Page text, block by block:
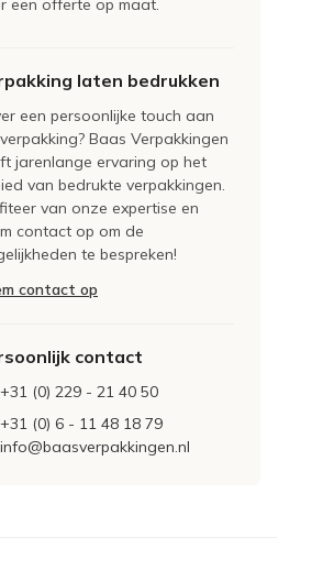
een offerte op maat.
laten bedrukken
een persoonlijke touch aan
Baas Verpakkingen
jarenlange ervaring op het
van bedrukte verpakkingen.
van onze expertise en
contact op om de
te bespreken!
contact op
contact
+31 (0) 229 - 21 40 50
+31 (0) 6 - 11 48 18 79
info@baasverpakkingen.nl